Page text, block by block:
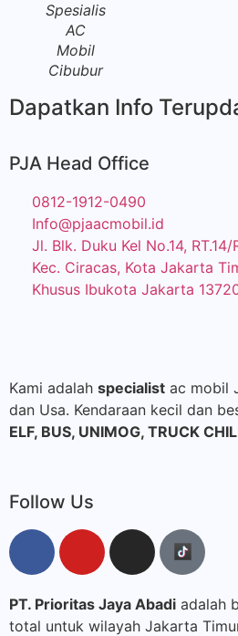
Spesialis
AC
Mobil
Cibubur
Dapatkan Info
PJA Head Office
0812-1912-0490
Info@pjaacmobil.id
Jl. Blk. Duku Kel No.14, RT.14/
Kec. Ciracas, Kota Jakarta
Khusus Ibukota Jakarta
Kami adalah specialist ac mobil
dan Usa. Kendaraan kecil dan
ELF, BUS, UNIMOG, TRUCK
Follow Us
PT. Prioritas Jaya Abadi adalah
total untuk wilayah Jakarta